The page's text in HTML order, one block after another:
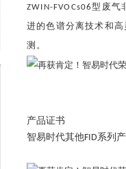
ZWIN-FVOCs06型废
进的色谱分离技术和
测。
产品证书
智易时代其他FID系列产